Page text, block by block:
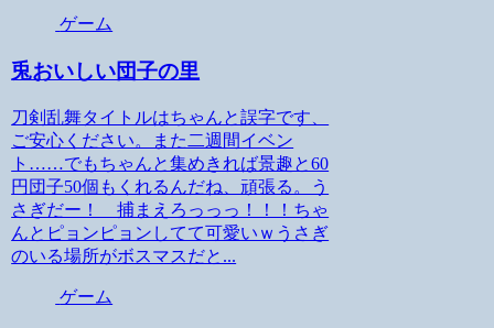
ゲーム
兎おいしい団子の里
刀剣乱舞タイトルはちゃんと誤字です、
ご安心ください。また二週間イベン
ト……でもちゃんと集めきれば景趣と60
円団子50個もくれるんだね、頑張る。う
さぎだー！ 捕まえろっっっ！！！ちゃ
んとピョンピョンしてて可愛いｗうさぎ
のいる場所がボスマスだと...
ゲーム